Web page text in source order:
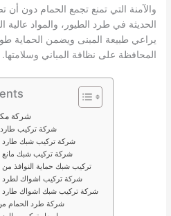
والآمنة التي تمنع تجمع الحمام دون أن
الحديثة في طرد الطيور، والمواد عالية
يراعي طبيعة المبنى ويضمن الحماية
المحافظة على نظافة المباني وسلامتها.
شركة
شركة تركيب طارد
شركة تركيب شبك طارد
شركة تركيب شبك مانع
تركيب شبك حماية النوافذ من
شركة تركيب اشواك لطرد
شركة تركيب شبك اشواك طارد
شركة طرد الحمام من